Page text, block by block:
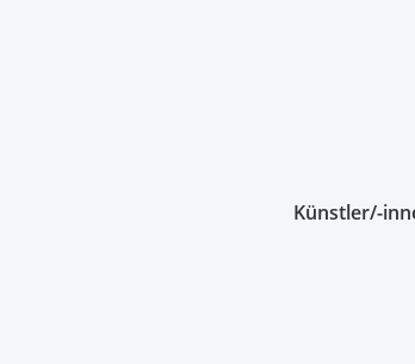
Künstler/-